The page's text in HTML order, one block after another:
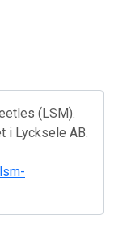
(LSM).
i Lycksele AB.